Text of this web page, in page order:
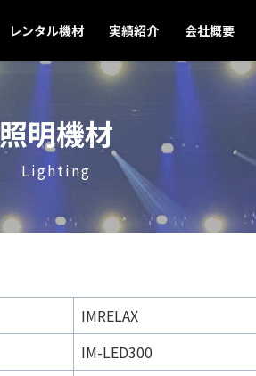
レンタル機材 実績紹介 会社概要
照明機材
Lighting
IMRELAX
IM-LED300